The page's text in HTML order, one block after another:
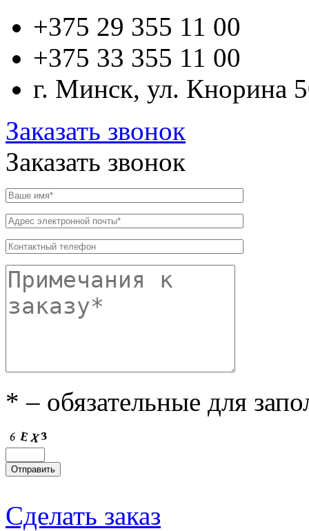
+375 29 355 11 00
+375 33 355 11 00
г. Минск, ул. Кнорина
Заказать звонок
Заказать звонок
* – обязательные для
Сделать заказ